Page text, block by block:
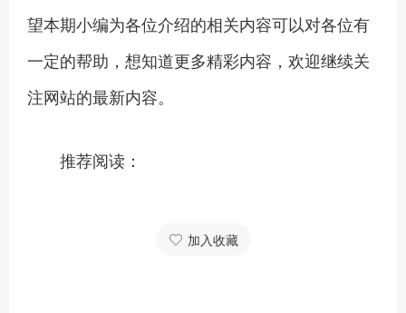
望本期小编为各位介绍的相关内容可以对各位有
一定的帮助，想知道更多精彩内容，欢迎继续关
注网站的最新内容。
推荐阅读：
加入收藏